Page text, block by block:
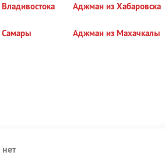
Аджман из Хабаровска
Аджман из Махачкалы